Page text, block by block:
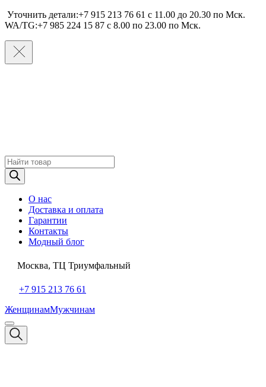
Уточнить детали:+7 915 213 76 61 c 11.00 до 20.30 по Мcк.
WA/TG:+7 985 224 15 87 c 8.00 по 23.00 по Мcк.
Поиск
товаров
О нас
Доставка и оплата
Гарантии
Контакты
Модный блог
Москва, ТЦ Триумфальный
+7 915 213 76 61
ЖенщинамМужчинам